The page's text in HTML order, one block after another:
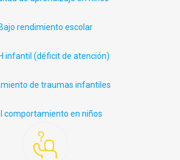
Bajo rendimiento escolar
infantil (déficitde atención)
de traumas infantiles
comportamiento en niños